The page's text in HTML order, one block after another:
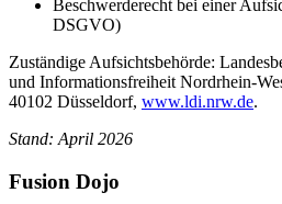
Beschwerderecht bei einer
DSGVO)
Zuständige Aufsichtsbehörde:
und Informationsfreiheit Nordrhein-
40102 Düsseldorf, www.ldi.nrw.de.
Stand: April 2026
Fusion Dojo